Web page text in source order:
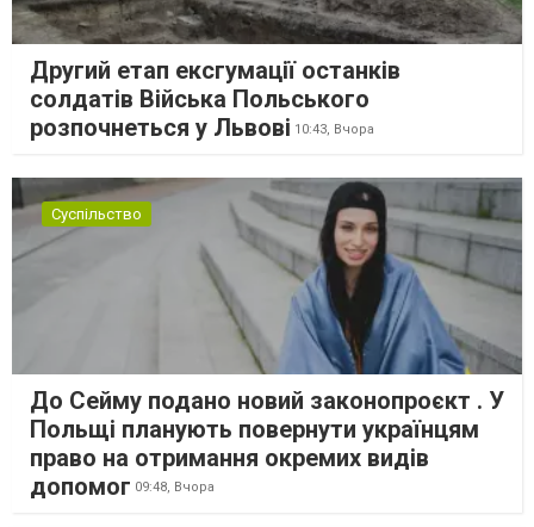
Другий етап ексгумації останків
солдатів Війська Польського
розпочнеться у Львові 10:43, Вчора
Суспільство
До Сейму подано новий законопроєкт . У
Польщі планують повернути українцям
право на отримання окремих видів
допомог 09:48, Вчора